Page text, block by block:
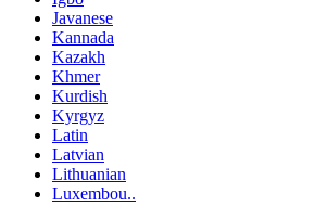
Javanese
Kannada
Kazakh
Khmer
Kurdish
Kyrgyz
Latin
Latvian
Lithuanian
Luxembou..